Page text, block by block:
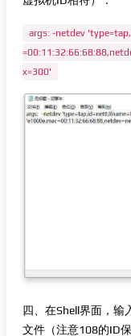
args: -netdev
x=300'
四、在Shell界面，输
文件（注意108的ID